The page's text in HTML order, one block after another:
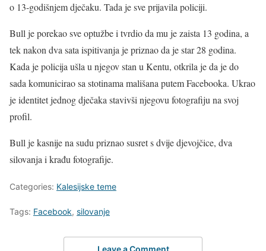
o 13-godišnjem dječaku. Tada je sve prijavila policiji.
Bull je porekao sve optužbe i tvrdio da mu je zaista 13 godina, a
tek nakon dva sata ispitivanja je priznao da je star 28 godina.
Kada je policija ušla u njegov stan u Kentu, otkrila je da je do
sada komunicirao sa stotinama mališana putem Facebooka. Ukrao
je identitet jednog dječaka stavivši njegovu fotografiju na svoj
profil.
Bull je kasnije na sudu priznao susret s dvije djevojčice, dva
silovanja i krađu fotografije.
Categories: Kalesijske teme
Tags: Facebook, silovanje
Leave a Comment